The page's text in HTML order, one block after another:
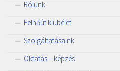
Rólunk
Felhőút klubélet
Szolgáltatásaink
Oktatás – képzés